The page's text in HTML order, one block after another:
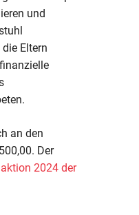
und
Eltern
an den
Der
2024 der